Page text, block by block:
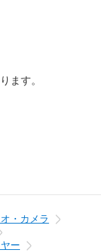
ます。
・カメラ
ー